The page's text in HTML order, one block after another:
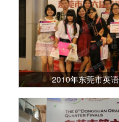
2010年东莞市英